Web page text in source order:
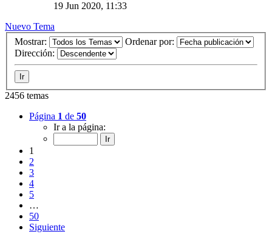
19 Jun 2020, 11:33
Nuevo Tema
Mostrar:
Ordenar por:
Dirección:
2456 temas
Página 1 de 50
Ir a la página:
1
2
3
4
5
…
50
Siguiente